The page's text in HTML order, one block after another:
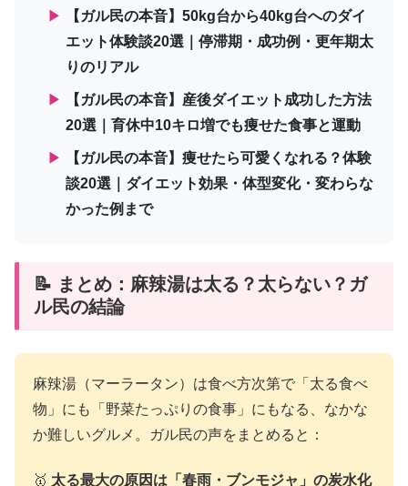
▶
【ガル民の本音】50kg台から40kg台へのダイ
エット体験談20選｜停滞期・成功例・更年期太
りのリアル
▶
【ガル民の本音】産後ダイエット成功した方法
20選｜育休中10キロ増でも痩せた食事と運動
▶
【ガル民の本音】痩せたら可愛くなれる？体験
談20選｜ダイエット効果・体型変化・変わらな
かった例まで
📝 まとめ：麻辣湯は太る？太らない？ガ
ル民の結論
麻辣湯（マーラータン）は食べ方次第で「太る食べ
物」にも「野菜たっぷりの食事」にもなる、なかな
か難しいグルメ。ガル民の声をまとめると：
🥇 太る最大の原因は「春雨・ブンモジャ」の炭水化